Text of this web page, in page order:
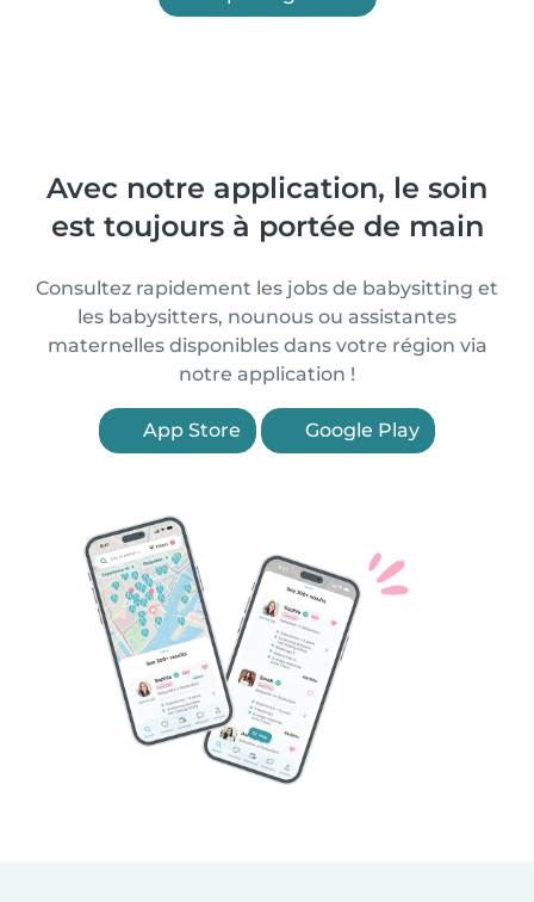
Avec notre application, le soin
est toujours à portée de main
Consultez rapidement les jobs de babysitting et
les babysitters, nounous ou assistantes
maternelles disponibles dans votre région via
notre application !
App Store Google Play